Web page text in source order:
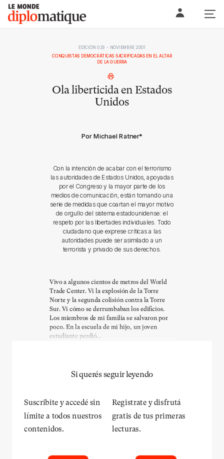
Skip
content
Le monde diplomatique
EDICIÓN 029 - NOVIEMBRE 2001
CONQUISTAS DEMOCRÁTICAS SACRIFICADAS EN EL ALTAR
DE LA GUERRA
Ola liberticida en Estados
Unidos
Por Michael Ratner*
Con la intención de acabar con el terrorismo
las autoridades de Estados Unidos, apoyadas
por el Congreso y la mayor parte de los
medios de comunicación, están tomando una
serie de medidas que coartan el mayor motivo
de orgullo del sistema estadounidense: el
respeto por las libertades individuales. Todo
ciudadano que exprese críticas a las
autoridades puede ser asimilado a un
terrorista y privado de sus derechos.
Vivo a algunos cientos de metros del World
Trade Center. Vi la explosión de la Torre
Norte y la segunda colisión contra la Torre
Sur. Vi cómo se derrumbaban los edificios.
Los miembros de mi familia se salvaron por
poco. En la escuela de mi hijo, un joven
estudiante perdió...
Si querés seguir leyendo
Suscribite y accedé sin
límite a todos nuestros
contenidos.
Registrate y disfrutá
gratis de tus primeras
lecturas.